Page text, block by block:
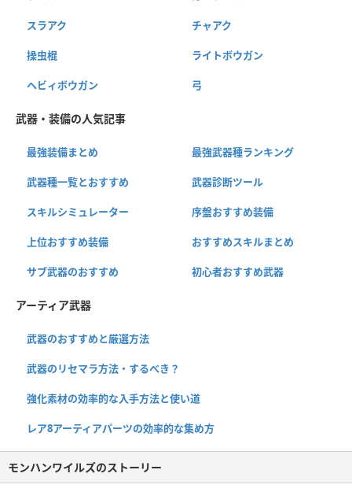
スラアク チャアク
操虫棍 ライトボウガン
ヘビィボウガン 弓
武器・装備の人気記事
最強装備まとめ 最強武器種ランキング
武器種一覧とおすすめ 武器診断ツール
スキルシミュレーター 序盤おすすめ装備
上位おすすめ装備 おすすめスキルまとめ
サブ武器のおすすめ 初心者おすすめ武器
アーティア武器
武器のおすすめと厳選方法
武器のリセマラ方法・するべき？
強化素材の効率的な入手方法と使い道
レア8アーティアパーツの効率的な集め方
モンハンワイルズのストーリー